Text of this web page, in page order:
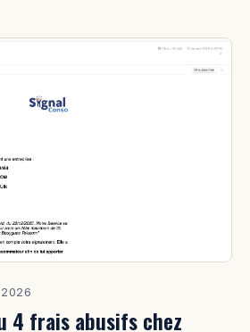
2026
4 frais abusifs chez